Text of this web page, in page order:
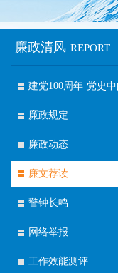
廉政清风 REPORT
建党100周年·党史
廉政规定
廉政动态
廉文荐读
警钟长鸣
网络举报
工作效能测评